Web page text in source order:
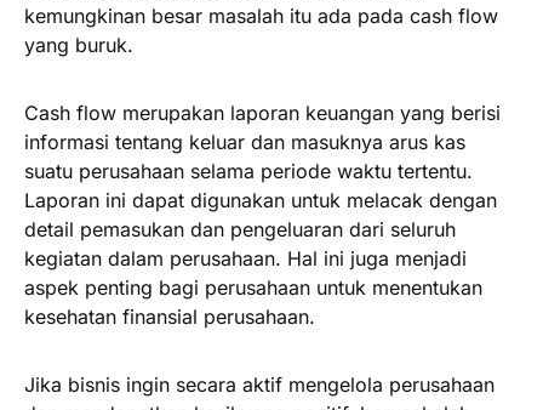
kemungkinan besar masalah itu ada pada cash flow
yang buruk.
Cash flow merupakan laporan keuangan yang berisi
informasi tentang keluar dan masuknya arus kas
suatu perusahaan selama periode waktu tertentu.
Laporan ini dapat digunakan untuk melacak dengan
detail pemasukan dan pengeluaran dari seluruh
kegiatan dalam perusahaan. Hal ini juga menjadi
aspek penting bagi perusahaan untuk menentukan
kesehatan finansial perusahaan.
Jika bisnis ingin secara aktif mengelola perusahaan